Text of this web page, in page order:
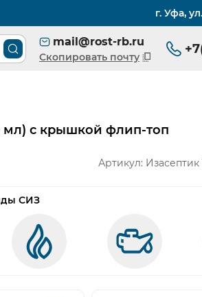
г. Уфа,
Поиск товара по каталогу
mail@rost-rb.ru
Скопировать почту
мл) с крышкой флип-топ
Артикул:
СИЗ